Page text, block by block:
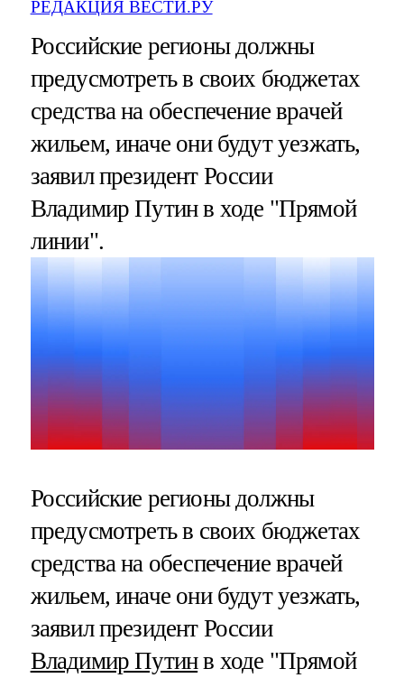
РЕДАКЦИЯ ВЕСТИ.РУ
Российские регионы должны
предусмотреть в своих бюджетах
средства на обеспечение врачей
жильем, иначе они будут уезжать,
заявил президент России
Владимир Путин в ходе "Прямой
линии".
Российские регионы должны
предусмотреть в своих бюджетах
средства на обеспечение врачей
жильем, иначе они будут уезжать,
заявил президент России
Владимир Путинв ходе "Прямой